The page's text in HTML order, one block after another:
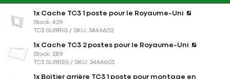
1x Cache TC3 1 poste pour le Royaume-Uni
Stock: 429
TC3 SURR1G / SKU: 3446602
1x Cache TC3 2 postes pour le Royaume-Uni
Stock: 289
TC3 SURR2G / SKU: 3446603
1x Boîtier arrière TC3 1 poste pour montage en